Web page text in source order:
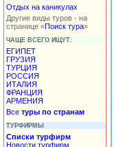
Отдых на каникулах
Другие виды туров - на
странице «Поиск тура»
ЧАЩЕ ВСЕГО ИЩУТ:
ЕГИПЕТ
ГРУЗИЯ
ТУРЦИЯ
РОССИЯ
ИТАЛИЯ
ФРАНЦИЯ
АРМЕНИЯ
Все туры по странам
ТУРФИРМЫ
Списки турфирм
Новости турфирм